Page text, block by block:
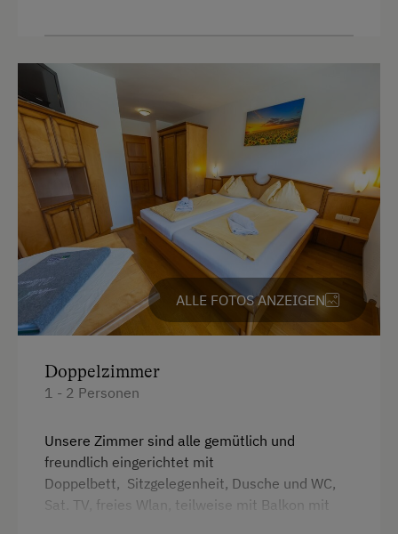
Vegetarische Küche
eigene Trinkwasserquelle
Österreichische Spezialitäten
Übernachtung mit Frühstück
Übernachtung mit Halbpension
Service
Gepäckservice
Kostenlose Zeitschriften in der Lobby
Telefonservice
Transfer Bahnhof
Transfer Skilift
Tägliches Housekeeping
Zimmerservice
ALLE FOTOS ANZEIGEN
Doppelzimmer
1 - 2 Personen
Unsere Zimmer sind alle gemütlich und
freundlich eingerichtet mit
Doppelbett, Sitzgelegenheit, Dusche und WC,
Sat. TV, freies Wlan, teilweise mit Balkon mit